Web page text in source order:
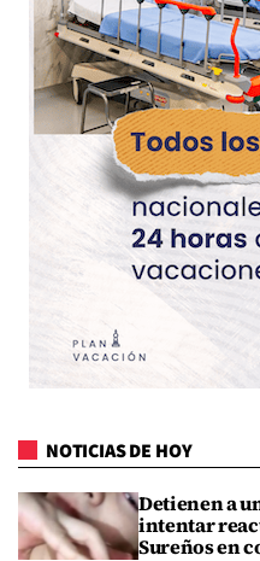
NOTICIAS DE HOY
Detienen a
intentar
Sureños en